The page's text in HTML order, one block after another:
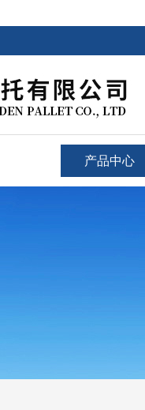
产品中心